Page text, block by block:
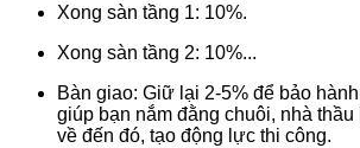
Xong sàn tầng 1: 10%.
Xong sàn tầng 2: 10%...
Bàn giao: Giữ lại 2-5% để bảo
giúp bạn nắm đằng chuôi, nhà thầu
về đến đó, tạo động lực thi công.